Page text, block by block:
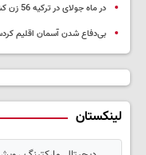
در ماه جولای در ترکیه 56 زن کشته شدند
بی‌دفاع شدن آسمان اقلیم
لینکستان